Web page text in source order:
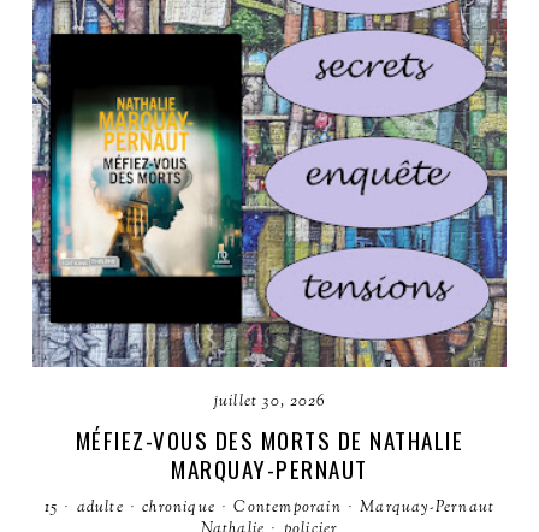
juillet 30, 2026
MÉFIEZ-VOUS DES MORTS DE NATHALIE
MARQUAY-PERNAUT
15 · adulte · chronique · Contemporain · Marquay-Pernaut